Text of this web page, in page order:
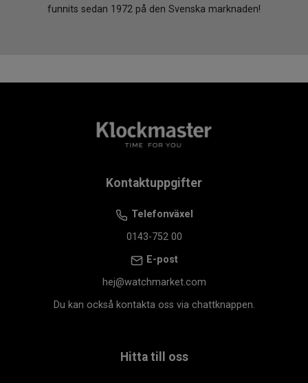
funnits sedan 1972 på den Svenska marknaden!
Kontaktuppgifter
Telefonväxel
0143-752 00
E-post
hej@watchmarket.com
Du kan också kontakta oss via chattknappen.
Hitta till oss